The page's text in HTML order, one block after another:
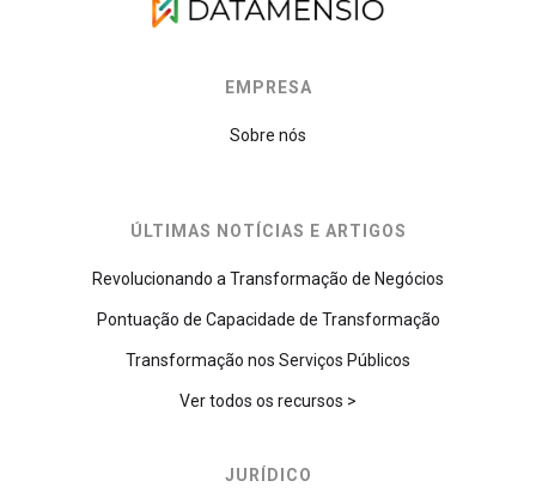
EMPRESA
Sobre nós
ÚLTIMAS NOTÍCIAS E ARTIGOS
Revolucionando a Transformação de Negócios
Pontuação de Capacidade de Transformação
Transformação nos Serviços Públicos
Ver todos os recursos >
JURÍDICO